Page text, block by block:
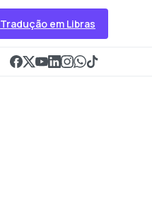
Tradução em Libras